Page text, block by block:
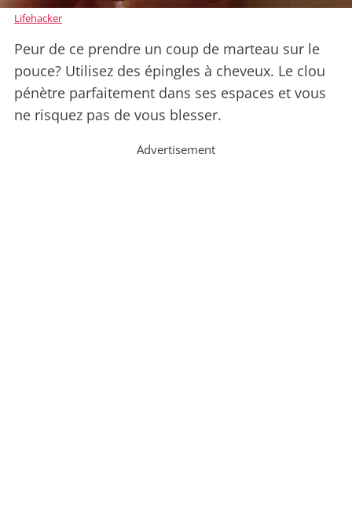
Lifehacker
Peur de ce prendre un coup de marteau sur le
pouce? Utilisez des épingles à cheveux. Le clou
pénètre parfaitement dans ses espaces et vous
ne risquez pas de vous blesser.
Advertisement